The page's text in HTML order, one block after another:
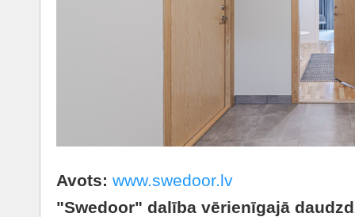
Avots: www.swedoor.lv
"Swedoor" dalība vērienīgajā